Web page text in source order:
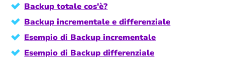
Backup totale cos'è?
Backup incrementale e differenziale
Esempio di Backup incrementale
Esempio di Backup differenziale